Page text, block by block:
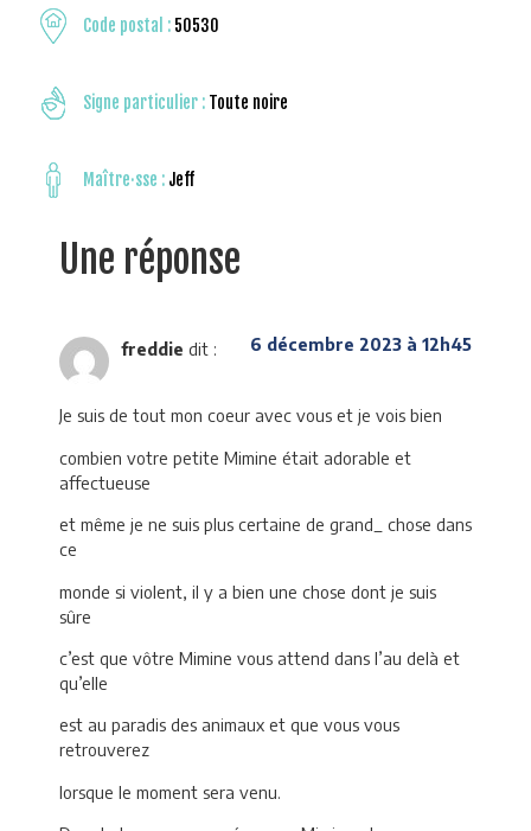
Code postal : 50530
Signe particulier : Toute noire
Maître·sse : Jeff
Une réponse
freddie dit : 6 décembre 2023 à 12h45
Je suis de tout mon coeur avec vous et je vois bien
combien votre petite Mimine était adorable et
affectueuse
et même je ne suis plus certaine de grand_ chose dans
ce
monde si violent, il y a bien une chose dont je suis
sûre
c’est que vôtre Mimine vous attend dans l’au delà et
qu’elle
est au paradis des animaux et que vous vous
retrouverez
lorsque le moment sera venu.